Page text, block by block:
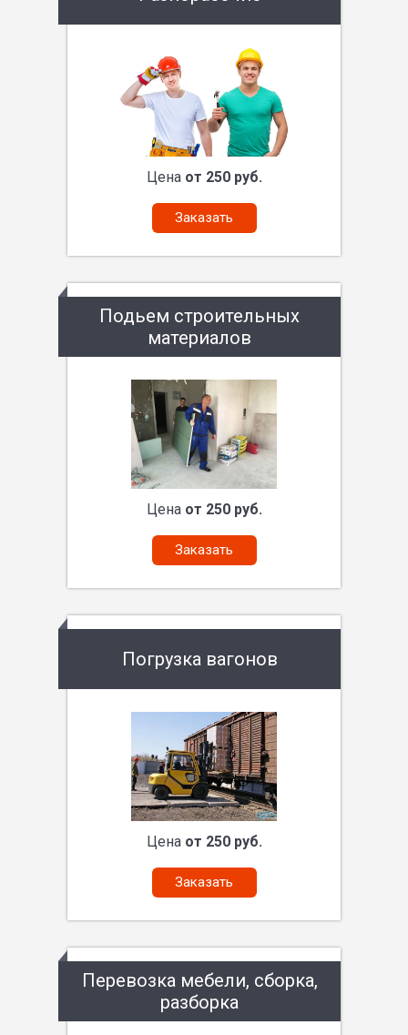
Цена от 250 руб.
Заказать
Подьем строительных
материалов
Цена от 250 руб.
Заказать
Погрузка вагонов
Цена от 250 руб.
Заказать
Перевозка мебели, сборка,
разборка